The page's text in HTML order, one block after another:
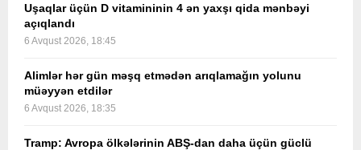
Uşaqlar üçün D vitamininin 4 ən yaxşı qida mənbəyi
açıqlandı
6 Avqust 2026, 18:45
Alimlər hər gün məşq etmədən arıqlamağın yolunu
müəyyən etdilər
6 Avqust 2026, 18:35
Tramp: Avropa ölkələrinin ABŞ-dan daha üçün güclü